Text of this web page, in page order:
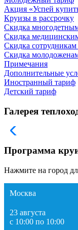
Акция «Успей
Круизы в рассрочку
Скидка
Скидка
Скидка
Скидка
Примечания
Дополнительные
Иностранный тариф
Детский тариф
Галерея
Программа
Нажмите на город
Москва
23 августа
с 10:00 по 10:00